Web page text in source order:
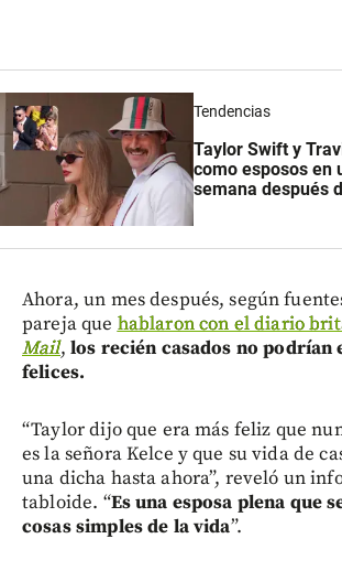
Tendencias
Taylor Swift y
como esposos en
semana después
Ahora, un mes después, según
pareja que hablaron con el diario
Mail, los recién casados no podrían
felices.
“Taylor dijo que era más feliz que
es la señora Kelce y que su vida de
una dicha hasta ahora”, reveló un
tabloide. “Es una esposa plena que
cosas simples de la vida”.